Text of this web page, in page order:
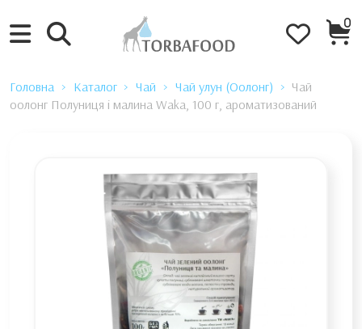
0
Головна Каталог Чай Чай улун (Оолонг)
Чай
оолонг Полуниця і малина Waka, 100 г, ароматизований